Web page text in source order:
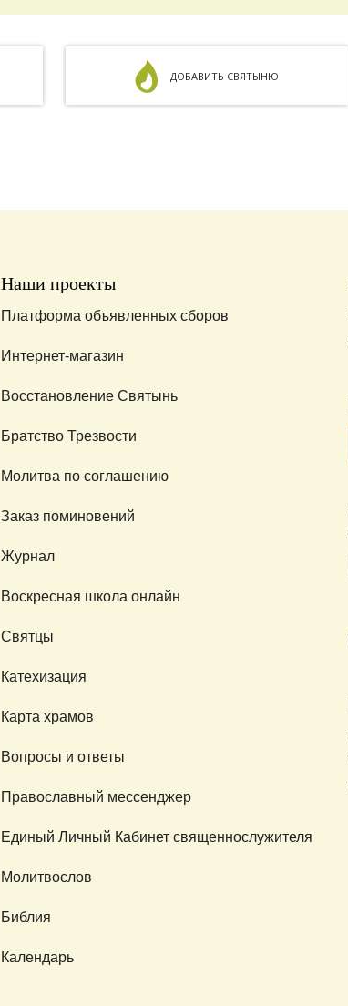
ДОБАВИТЬ СВЯТЫНЮ
Наши проекты
Платформа объявленных сборов
Интернет-магазин
Восстановление Святынь
Братство Трезвости
Молитва по соглашению
Заказ поминовений
Журнал
Воскресная школа онлайн
Святцы
Катехизация
Карта храмов
Вопросы и ответы
Православный мессенджер
Единый Личный Кабинет священнослужителя
Молитвослов
Библия
Календарь